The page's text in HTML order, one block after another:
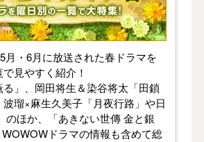
月・6月に放送された春ドラマを
見やすく紹介！
」、岡田将生＆染谷将太「田鎖
瑠×麻生久美子「月夜行路」や日
のほか、「あきない世傳 金と銀
ドラマの情報も含めて総